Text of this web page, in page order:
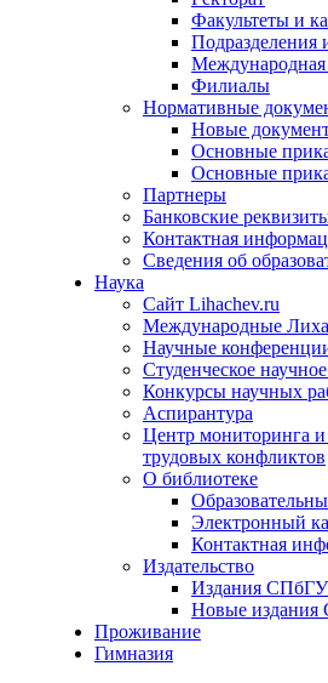
Факультеты и
Подразделения
Филиалы
Нормативные
Новые
Основные
Основные
Партнеры
Банковские
Контактная
Сведения об
Наука
Сайт Lihachev.ru
Международные
Научные
Студенческое
Конкурсы научных
Аспирантура
Центр мониторинга и
трудовых конфликтов
О библиотеке
Электронный
Контактная
Издательство
Издания
Новые
Проживание
Гимназия